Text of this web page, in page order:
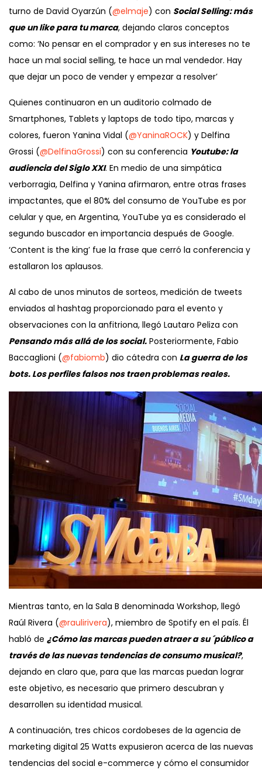
turno de David Oyarzún (@elmaje) con Social Selling: más
que un like para tu marca, dejando claros conceptos
como: ‘No pensar en el comprador y en sus intereses no te
hace un mal social selling, te hace un mal vendedor. Hay
que dejar un poco de vender y empezar a resolver’
Quienes continuaron en un auditorio colmado de
Smartphones, Tablets y laptops de todo tipo, marcas y
colores, fueron Yanina Vidal (@YaninaROCK) y Delfina
Grossi (@DelfinaGrossi) con su conferencia Youtube: la
audiencia del Siglo XXI. En medio de una simpática
verborragia, Delfina y Yanina afirmaron, entre otras frases
impactantes, que el 80% del consumo de YouTube es por
celular y que, en Argentina, YouTube ya es considerado el
segundo buscador en importancia después de Google.
‘Content is the king’ fue la frase que cerró la conferencia y
estallaron los aplausos.
Al cabo de unos minutos de sorteos, medición de tweets
enviados al hashtag proporcionado para el evento y
observaciones con la anfitriona, llegó Lautaro Peliza con
Pensando más allá de los social. Posteriormente, Fabio
Baccaglioni (@fabiomb) dio cátedra con La guerra de los
bots. Los perfiles falsos nos traen problemas reales.
Mientras tanto, en la Sala B denominada Workshop, llegó
Raúl Rivera (@raulirivera), miembro de Spotify en el país. Él
habló de ¿Cómo las marcas pueden atraer a su ´público a
través de las nuevas tendencias de consumo musical?,
dejando en claro que, para que las marcas puedan lograr
este objetivo, es necesario que primero descubran y
desarrollen su identidad musical.
A continuación, tres chicos cordobeses de la agencia de
marketing digital 25 Watts expusieron acerca de las nuevas
tendencias del social e-commerce y cómo el consumidor